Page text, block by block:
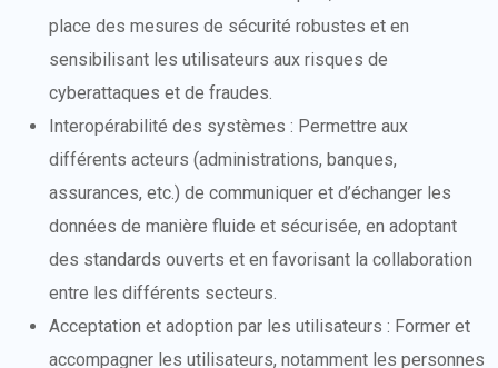
place des mesures de sécurité robustes et en
sensibilisant les utilisateurs aux risques de
cyberattaques et de fraudes.
Interopérabilité des systèmes : Permettre aux
différents acteurs (administrations, banques,
assurances, etc.) de communiquer et d’échanger les
données de manière fluide et sécurisée, en adoptant
des standards ouverts et en favorisant la collaboration
entre les différents secteurs.
Acceptation et adoption par les utilisateurs : Former et
accompagner les utilisateurs, notamment les personnes